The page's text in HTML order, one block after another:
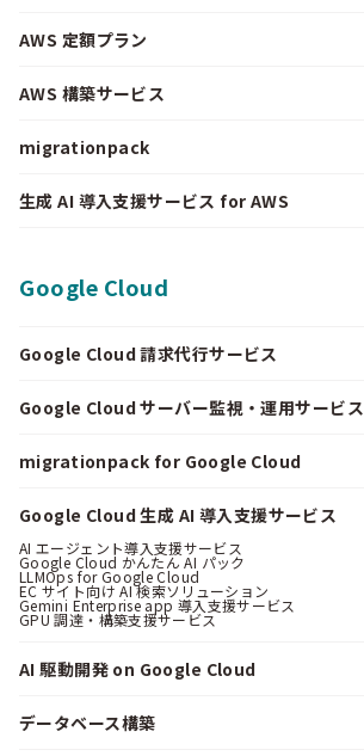
AWS 定額プラン
AWS 構築サービス
migrationpack
生成 AI 導入支援サービス for AWS
Google Cloud
Google Cloud 請求代行サービス
Google Cloud サーバー監視・運用サービス
migrationpack for Google Cloud
Google Cloud 生成 AI 導入支援サービス
AI エージェント導入支援サービス
Google Cloud かんたん AI パック
LLMOps for Google Cloud
EC サイト向け AI 検索ソリューション
Gemini Enterprise app 導入支援サービス
GPU 調達・構築支援サービス
AI 駆動開発 on Google Cloud
データベース構築